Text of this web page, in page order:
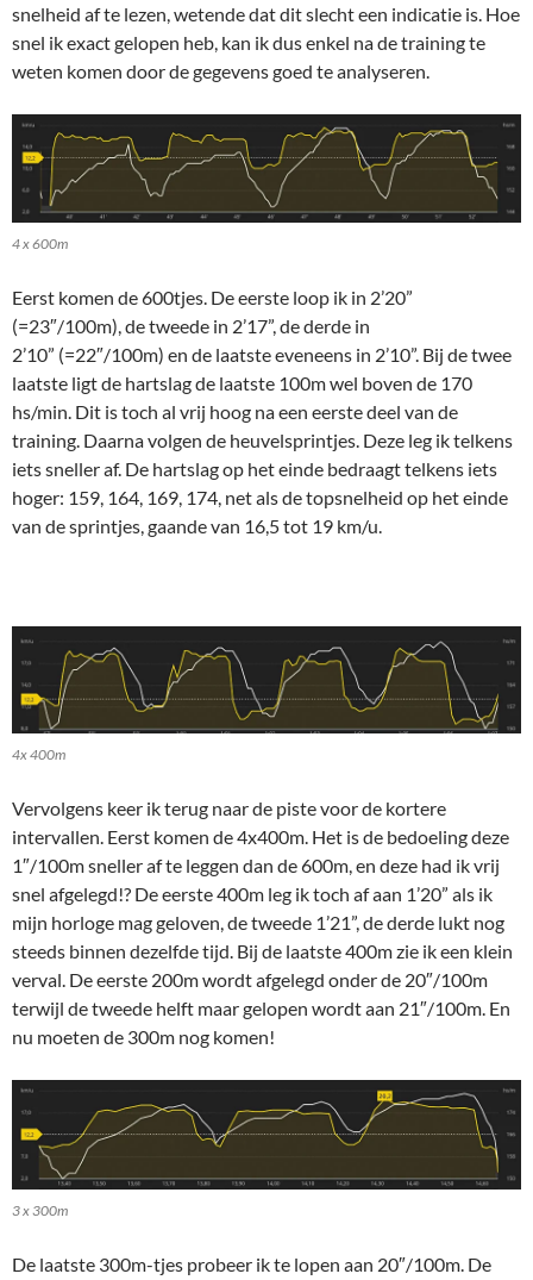
snelheid af te lezen, wetende dat dit slecht een indicatie is. Hoe
snel ik exact gelopen heb, kan ik dus enkel na de training te
weten komen door de gegevens goed te analyseren.
4 x 600m
Eerst komen de 600tjes. De eerste loop ik in 2’20”
(=23″/100m), de tweede in 2’17”, de derde in
2’10” (=22″/100m) en de laatste eveneens in 2’10”. Bij de twee
laatste ligt de hartslag de laatste 100m wel boven de 170
hs/min. Dit is toch al vrij hoog na een eerste deel van de
training. Daarna volgen de heuvelsprintjes. Deze leg ik telkens
iets sneller af. De hartslag op het einde bedraagt telkens iets
hoger: 159, 164, 169, 174, net als de topsnelheid op het einde
van de sprintjes, gaande van 16,5 tot 19 km/u.
4x 400m
Vervolgens keer ik terug naar de piste voor de kortere
intervallen. Eerst komen de 4x400m. Het is de bedoeling deze
1″/100m sneller af te leggen dan de 600m, en deze had ik vrij
snel afgelegd!? De eerste 400m leg ik toch af aan 1’20” als ik
mijn horloge mag geloven, de tweede 1’21”, de derde lukt nog
steeds binnen dezelfde tijd. Bij de laatste 400m zie ik een klein
verval. De eerste 200m wordt afgelegd onder de 20″/100m
terwijl de tweede helft maar gelopen wordt aan 21″/100m. En
nu moeten de 300m nog komen!
3 x 300m
De laatste 300m-tjes probeer ik te lopen aan 20″/100m. De